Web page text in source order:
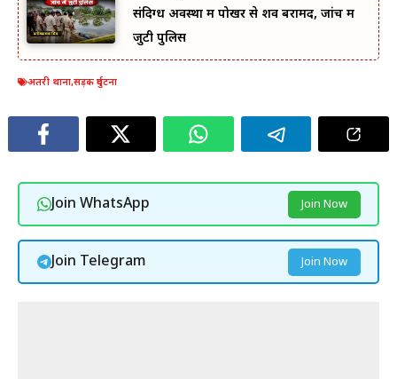
संदिग्ध अवस्था में पोखर से शव बरामद, जांच में
जुटी पुलिस
अतरी थाना,सड़क दुर्घटना
Join WhatsApp Join Now
Join Telegram Join Now